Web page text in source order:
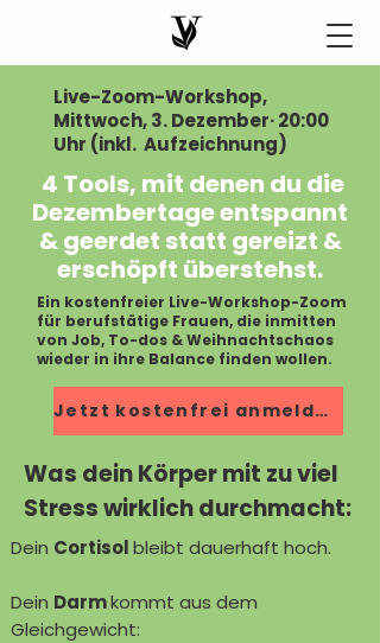
Live-Zoom-Workshop,
Mittwoch, 3. Dezember· 20:00
Uhr (inkl. Aufzeichnung)
4 Tools, mit denen du die
Dezembertage entspannt
& geerdet statt gereizt &
erschöpft überstehst.
Ein kostenfreier Live-Workshop-Zoom
für berufstätige Frauen, die inmitten
von Job, To-dos & Weihnachtschaos
wieder in ihre Balance finden wollen.
Jetzt kostenfrei anmelden!
Was dein Körper mit zu viel
Stress wirklich durchmacht:
Dein Cortisolbleibt dauerhaft hoch.
Dein Darmkommt aus dem
Gleichgewicht: